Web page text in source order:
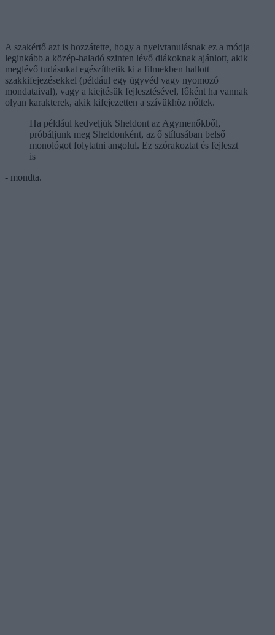
A szakértő azt is hozzátette, hogy a nyelvtanulásnak ez a módja
leginkább a közép-haladó szinten lévő diákoknak ajánlott, akik
meglévő tudásukat egészíthetik ki a filmekben hallott
szakkifejezésekkel (például egy ügyvéd vagy nyomozó
mondataival), vagy a kiejtésük fejlesztésével, főként ha vannak
olyan karakterek, akik kifejezetten a szívükhöz nőttek.
Ha például kedveljük Sheldont az Agymenőkből,
próbáljunk meg Sheldonként, az ő stílusában belső
monológot folytatni angolul. Ez szórakoztat és fejleszt
is
- mondta.